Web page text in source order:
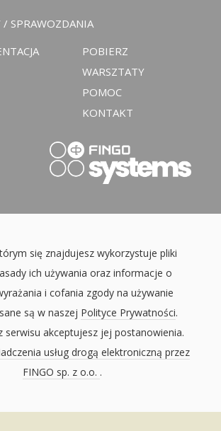
/ SPRAWOZDANIA
POBIERZ
WARSZTATY
POMOC
KONTAKT
się znajdujesz wykorzystuje pliki
ich używania oraz informacje o
i cofania zgody na używanie
są w naszej Polityce Prywatności.
serwisu akceptujesz jej postanowienia.
usług drogą elektroniczną przez
FINGO sp. z o.o. .